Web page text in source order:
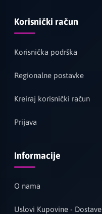
Korisnički račun
Korisnička podrška
Regionalne postavke
Kreiraj korisnički račun
Prijava
Informacije
O nama
Uslovi Kupovine - Dostave